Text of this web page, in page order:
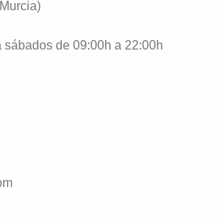
de 09:00h a 22:00h